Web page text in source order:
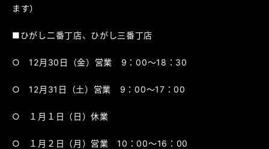
ます）
■ひがし二番丁店、ひがし三番丁店
○ 12月30日（金）営業 9：00～18：30
○ 12月31日（土）営業 9：00～17：00
○ １月１日（日）休業
○ １月２日（月）営業 10：00～16：00